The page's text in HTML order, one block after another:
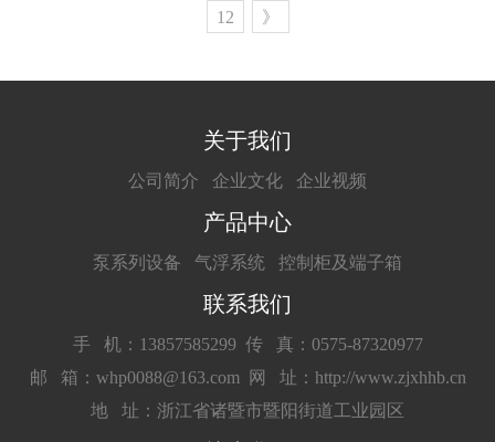
12
》
关于我们
公司简介 企业文化 企业视频
产品中心
泵系列设备 气浮系统 控制柜及端子箱
联系我们
手 机：13857585299 传 真：0575-87320977
邮 箱：whp0088@163.com
网 址：http://www.zjxhhb.cn
地 址：浙江省诸暨市暨阳街道工业园区